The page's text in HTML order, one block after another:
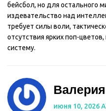
бейсбол, но для остального
издевательство над
требует силы воли,
отсутствия ярких поп-
систему.
июня 10, 2026